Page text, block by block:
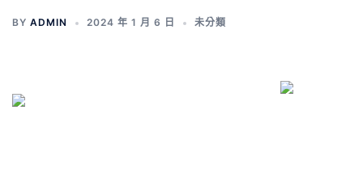
BY ADMIN 2024 年 1 月 6 日 未分類